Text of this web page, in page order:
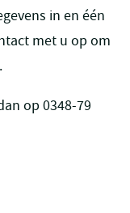
in en één
met u op om
op 0348-79